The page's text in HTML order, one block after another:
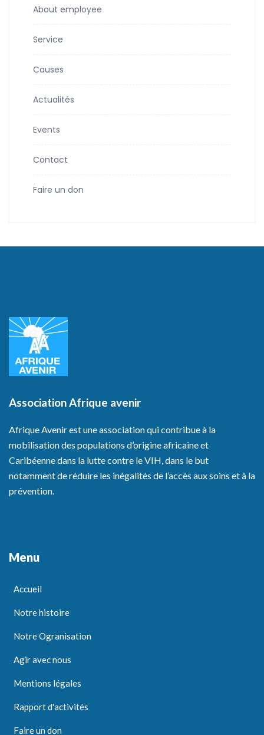
About employee
Service
Causes
Actualités
Events
Contact
Faire un don
Association Afrique avenir
Afrique Avenir est une association qui contribue à la
mobilisation des populations d’origine africaine et
Caribéenne dans la lutte contre le VIH, dans le but
notamment de réduire les inégalités de l’accès aux soins et à la
prévention.
Menu
Accueil
Notre histoire
Notre Ogranisation
Agir avec nous
Mentions légales
Rapport d'activités
Faire un don